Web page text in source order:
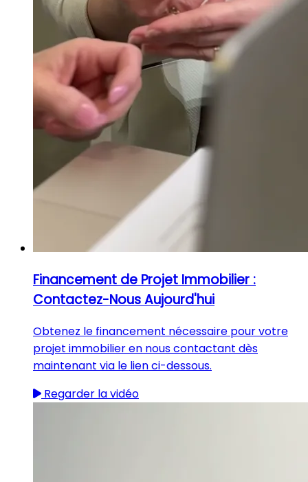
Financement de Projet Immobilier :
Contactez-Nous Aujourd'hui
Obtenez le financement nécessaire pour votre
projet immobilier en nous contactant dès
maintenant via le lien ci-dessous.
Regarder la vidéo